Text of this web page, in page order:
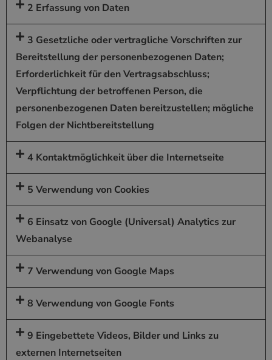
2 Erfassung von Daten
3 Gesetzliche oder vertragliche Vorschriften zur
Bereitstellung der personenbezogenen Daten;
Erforderlichkeit für den Vertragsabschluss;
Verpflichtung der betroffenen Person, die
personenbezogenen Daten bereitzustellen; mögliche
Folgen der Nichtbereitstellung
4 Kontaktmöglichkeit über die Internetseite
5 Verwendung von Cookies
6 Einsatz von Google (Universal) Analytics zur
Webanalyse
7 Verwendung von Google Maps
8 Verwendung von Google Fonts
9 Eingebettete Videos, Bilder und Links zu
externen Internetseiten